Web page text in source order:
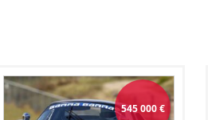
545 000€